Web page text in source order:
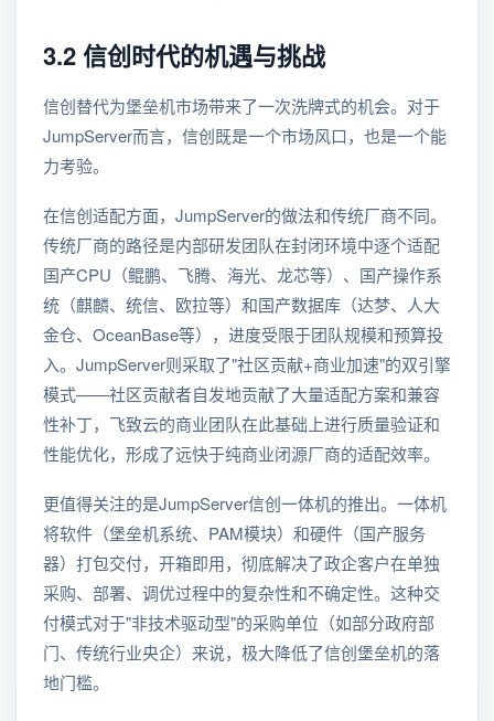
3.2 信创时代的机遇与挑战
信创替代为堡垒机市场带来了一次洗牌式的机会。对于
JumpServer而言，信创既是一个市场风口，也是一个能
力考验。
在信创适配方面，JumpServer的做法和传统厂商不同。
传统厂商的路径是内部研发团队在封闭环境中逐个适配
国产CPU（鲲鹏、飞腾、海光、龙芯等）、国产操作系
统（麒麟、统信、欧拉等）和国产数据库（达梦、人大
金仓、OceanBase等），进度受限于团队规模和预算投
入。JumpServer则采取了"社区贡献+商业加速"的双引擎
模式——社区贡献者自发地贡献了大量适配方案和兼容
性补丁，飞致云的商业团队在此基础上进行质量验证和
性能优化，形成了远快于纯商业闭源厂商的适配效率。
更值得关注的是JumpServer信创一体机的推出。一体机
将软件（堡垒机系统、PAM模块）和硬件（国产服务
器）打包交付，开箱即用，彻底解决了政企客户在单独
采购、部署、调优过程中的复杂性和不确定性。这种交
付模式对于"非技术驱动型"的采购单位（如部分政府部
门、传统行业央企）来说，极大降低了信创堡垒机的落
地门槛。